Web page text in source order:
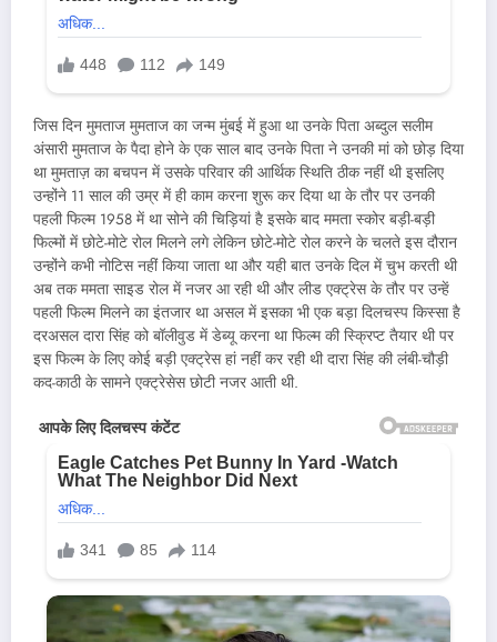
जिस दिन मुमताज मुमताज का जन्म मुंबई में हुआ था उनके पिता अब्दुल सलीम
अंसारी मुमताज के पैदा होने के एक साल बाद उनके पिता ने उनकी मां को छोड़ दिया
था मुमताज़ का बचपन में उसके परिवार की आर्थिक स्थिति ठीक नहीं थी इसलिए
उन्होंने 11 साल की उम्र में ही काम करना शुरू कर दिया था के तौर पर उनकी
पहली फिल्म 1958 में था सोने की चिड़ियां है इसके बाद ममता स्कोर बड़ी-बड़ी
फिल्मों में छोटे-मोटे रोल मिलने लगे लेकिन छोटे-मोटे रोल करने के चलते इस दौरान
उन्होंने कभी नोटिस नहीं किया जाता था और यही बात उनके दिल में चुभ करती थी
अब तक ममता साइड रोल में नजर आ रही थी और लीड एक्ट्रेस के तौर पर उन्हें
पहली फिल्म मिलने का इंतजार था असल में इसका भी एक बड़ा दिलचस्प किस्सा है
दरअसल दारा सिंह को बॉलीवुड में डेब्यू करना था फिल्म की स्क्रिप्ट तैयार थी पर
इस फिल्म के लिए कोई बड़ी एक्ट्रेस हां नहीं कर रही थी दारा सिंह की लंबी-चौड़ी
कद-काठी के सामने एक्ट्रेसेस छोटी नजर आती थी.